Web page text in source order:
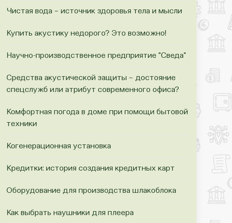
Чистая вода – источник здоровья тела и мысли
Купить акустику недорого? Это возможно!
Научно-производственное предприятие "Сведа"
Средства акустической защиты – достояние
спецслужб или атрибут современного офиса?
Комфортная погода в доме при помощи бытовой
техники
Когенерационная установка
Кредитки: история создания кредитных карт
Оборудование для производства шлакоблока
Как выбрать наушники для плеера